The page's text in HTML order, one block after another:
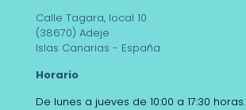
Calle Tagara, local 10
(38670) Adeje
Islas Canarias - España
Horario
De lunes a jueves de 10:00 a 17:30 horas.